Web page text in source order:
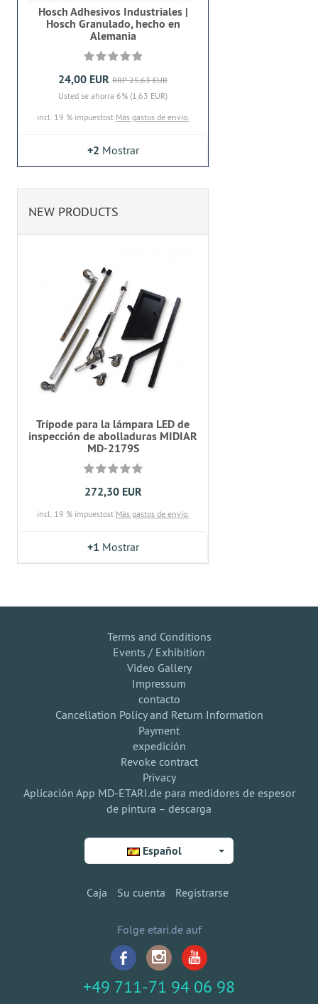
Hosch Adhesivos Industriales |
Hosch Granulado, hecho en
Alemania
24,00 EUR RRP 25,63 EUR
Usted se ahorra 6% (1,63 EUR)
incl. 19 % impuestost Más gastos de envío.
+2 Mostrar
NEW PRODUCTS
Trípode para la lámpara LED de
inspección de abolladuras MIDIAR
MD-2179S
272,30 EUR
incl. 19 % impuestost Más gastos de envío.
+1 Mostrar
Terms and Conditions
Events / Exhibition
Video Gallery
Impressum
contacto
Cancellation Policy and Return Information
Payment
expedición
Revoke contract
Privacy
Aplicación App MD-ETARI.de para medidores de espesor
de pintura – descarga
Español
Caja Su cuenta Registrarse
Folge etari.de auf
+49 711-71 94 06 98